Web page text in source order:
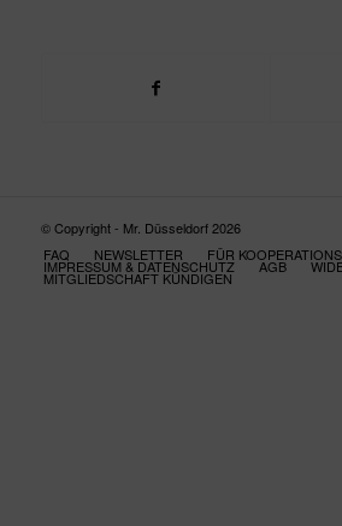
© Copyright - Mr. Düsseldorf 2026
FAQ
NEWSLETTER FÜR
IMPRESSUM & DATENSCHUTZ AGB
MITGLIEDSCHAFT KÜNDIGEN